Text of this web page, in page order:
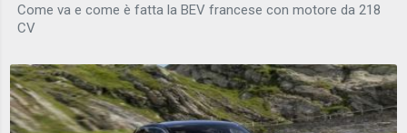
Come va e come è fatta la BEV francese con motore da 218
CV